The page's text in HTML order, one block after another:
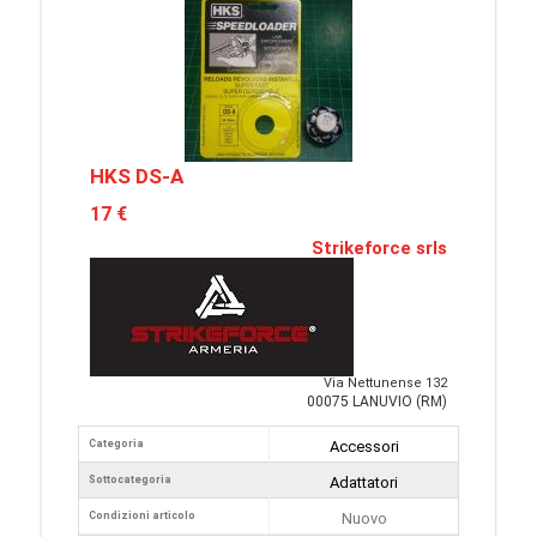
HKS DS-A
17 €
Strikeforce srls
Via Nettunense 132
00075 LANUVIO (RM)
Categoria
Sottocategoria
Condizioni articolo
Accessori
Adattatori
Nuovo